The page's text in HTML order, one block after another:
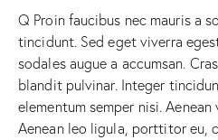
Q Proin faucibus nec mauris a
tincidunt. Sed eget viverra
sodales augue a accumsan.
blandit pulvinar. Integer
elementum semper nisi.
Aenean leo ligula, porttitor eu,